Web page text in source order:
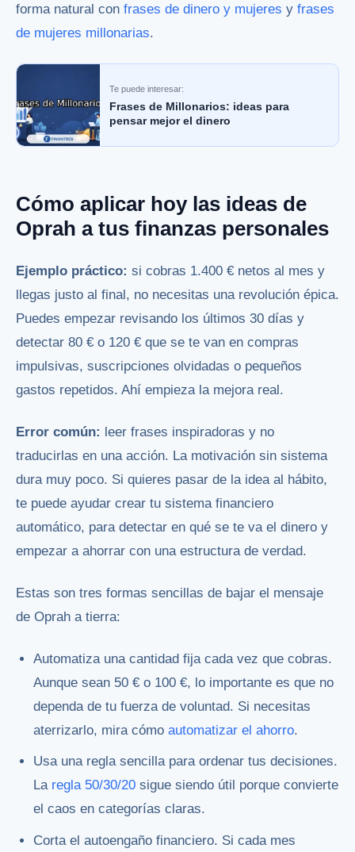
forma natural con frases de dinero y mujeres y frases
de mujeres millonarias.
Te puede interesar:
Frases de Millonarios: ideas para
pensar mejor el dinero
Cómo aplicar hoy las ideas de
Oprah a tus finanzas personales
Ejemplo práctico: si cobras 1.400 € netos al mes y
llegas justo al final, no necesitas una revolución épica.
Puedes empezar revisando los últimos 30 días y
detectar 80 € o 120 € que se te van en compras
impulsivas, suscripciones olvidadas o pequeños
gastos repetidos. Ahí empieza la mejora real.
Error común: leer frases inspiradoras y no
traducirlas en una acción. La motivación sin sistema
dura muy poco. Si quieres pasar de la idea al hábito,
te puede ayudar crear tu sistema financiero
automático, para detectar en qué se te va el dinero y
empezar a ahorrar con una estructura de verdad.
Estas son tres formas sencillas de bajar el mensaje
de Oprah a tierra:
Automatiza una cantidad fija cada vez que cobras.
Aunque sean 50 € o 100 €, lo importante es que no
dependa de tu fuerza de voluntad. Si necesitas
aterrizarlo, mira cómoautomatizar el ahorro.
Usa una regla sencilla para ordenar tus decisiones.
La regla 50/30/20 sigue siendo útil porque convierte
el caos en categorías claras.
Corta el autoengaño financiero. Si cada mes